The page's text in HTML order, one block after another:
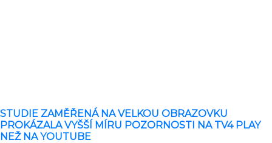
STUDIE ZAMĚŘENÁ NA VELKOU OBRAZOVKU
PROKÁZALA VYŠŠÍ MÍRU POZORNOSTI NA TV4 PLAY
NEŽ NA YOUTUBE